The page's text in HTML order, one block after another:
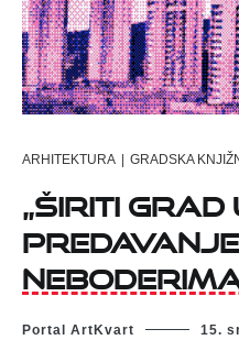
ARHITEKTURA | GRADSKA
„Širiti grad
Portal ArtKvart 15.